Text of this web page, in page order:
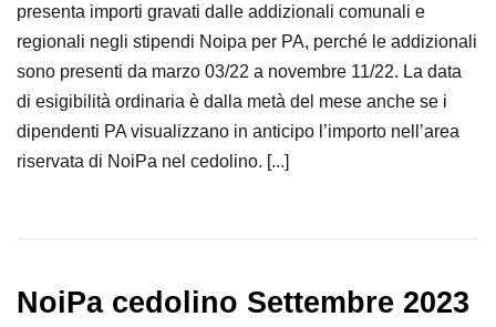
presenta importi gravati dalle addizionali comunali e
regionali negli stipendi Noipa per PA, perché le addizionali
sono presenti da marzo 03/22 a novembre 11/22. La data
di esigibilità ordinaria è dalla metà del mese anche se i
dipendenti PA visualizzano in anticipo l’importo nell’area
riservata di NoiPa nel cedolino. [...]
NoiPa cedolino Settembre 2023